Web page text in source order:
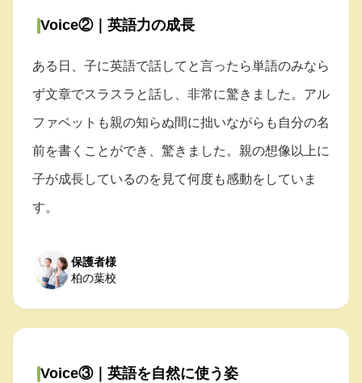
Voice②｜英語力の成長
ある日、子に英語で話してと言ったら単語のみなら
ず文章でスラスラと話し、非常に驚きました。アル
ファベットも親の知らぬ間に拙いながらも自分の名
前を書くことができ、驚きました。親の想像以上に
子が成長しているのを見て何度も感動をしていま
す。
保護者様
柏の葉校
Voice③｜英語を自然に使う姿